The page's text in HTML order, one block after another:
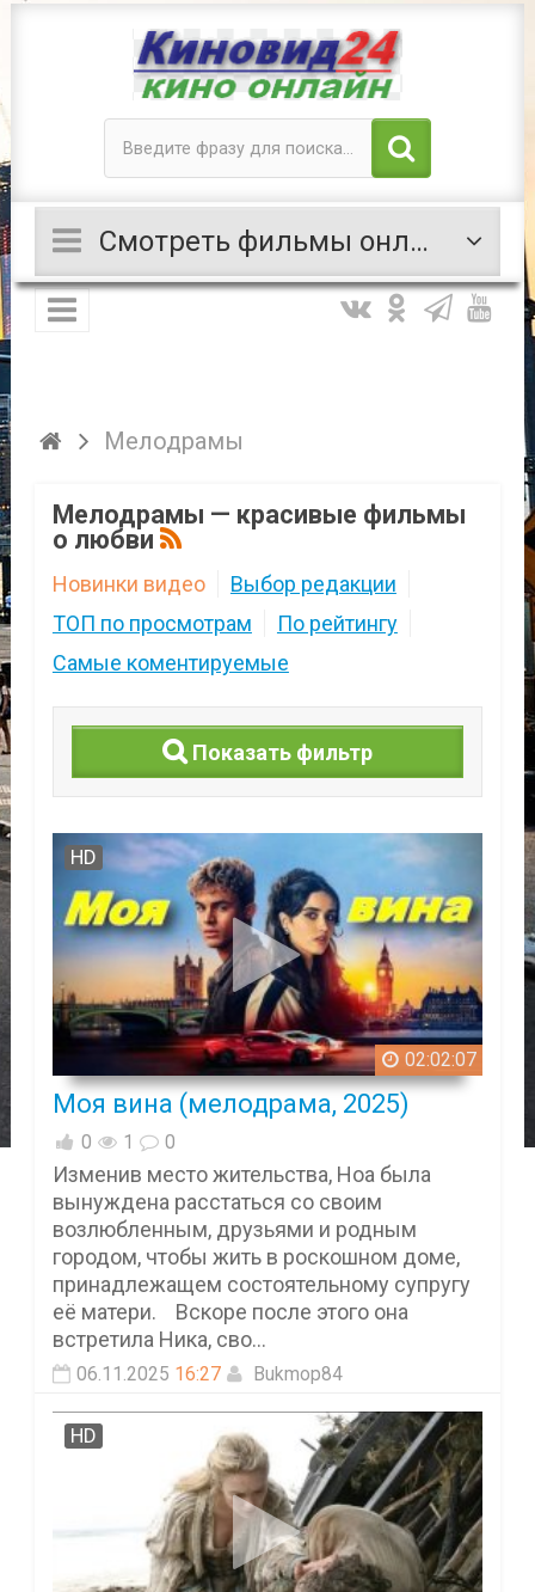
Смотреть фильмы онлайн Мелодрамы
Мелодрамы
Мелодрамы — красивые фильмы
о любви
Новинки видео
Выбор редакции
ТОП по просмотрам
По рейтингу
Самые коментируемые
Показать фильтр
02:02:07
HD
Моя вина (мелодрама, 2025)
0 1 0
Изменив место жительства, Ноа была
вынуждена расстаться со своим
возлюбленным, друзьями и родным
городом, чтобы жить в роскошном доме,
принадлежащем состоятельному супругу
её матери. Вскоре после этого она
встретила Ника, сво...
06.11.2025 16:27 Bukmop84
HD